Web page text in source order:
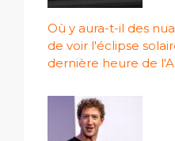
Où y aura-t-il des
de voir l'éclipse
dernière heure de